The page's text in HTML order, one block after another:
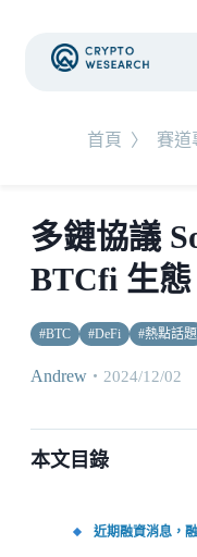
首頁 〉 賽道
多鏈協議
BTCfi 生
#BTC #DeFi #熱點話題
Andrew ・ 2024/12/02
本文目錄
近期融資消息，